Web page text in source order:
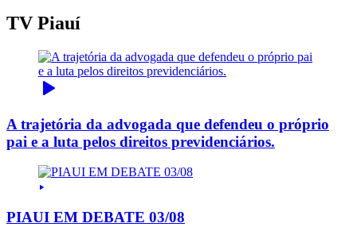
TV Piauí
A trajetória da advogada que defendeu o próprio
pai e a luta pelos direitos previdenciários.
PIAUI EM DEBATE 03/08